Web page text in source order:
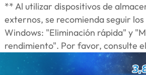
** Al utilizar dispositivos de
externos, se recomienda seguir
Windows: "Eliminación rápida" y
rendimiento". Por favor, consulte el